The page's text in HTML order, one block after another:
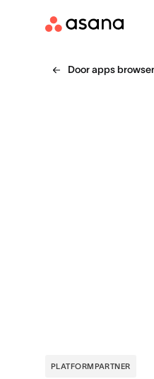
Door apps
PLATFORMPARTNER